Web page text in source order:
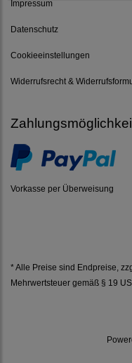
Impressum
Datenschutz
Cookieeinstellungen
Widerrufsrecht &
Vorkasse per Überweisung
* Alle Preise sind Endpreise,
Mehrwertsteuer gemäß § 19